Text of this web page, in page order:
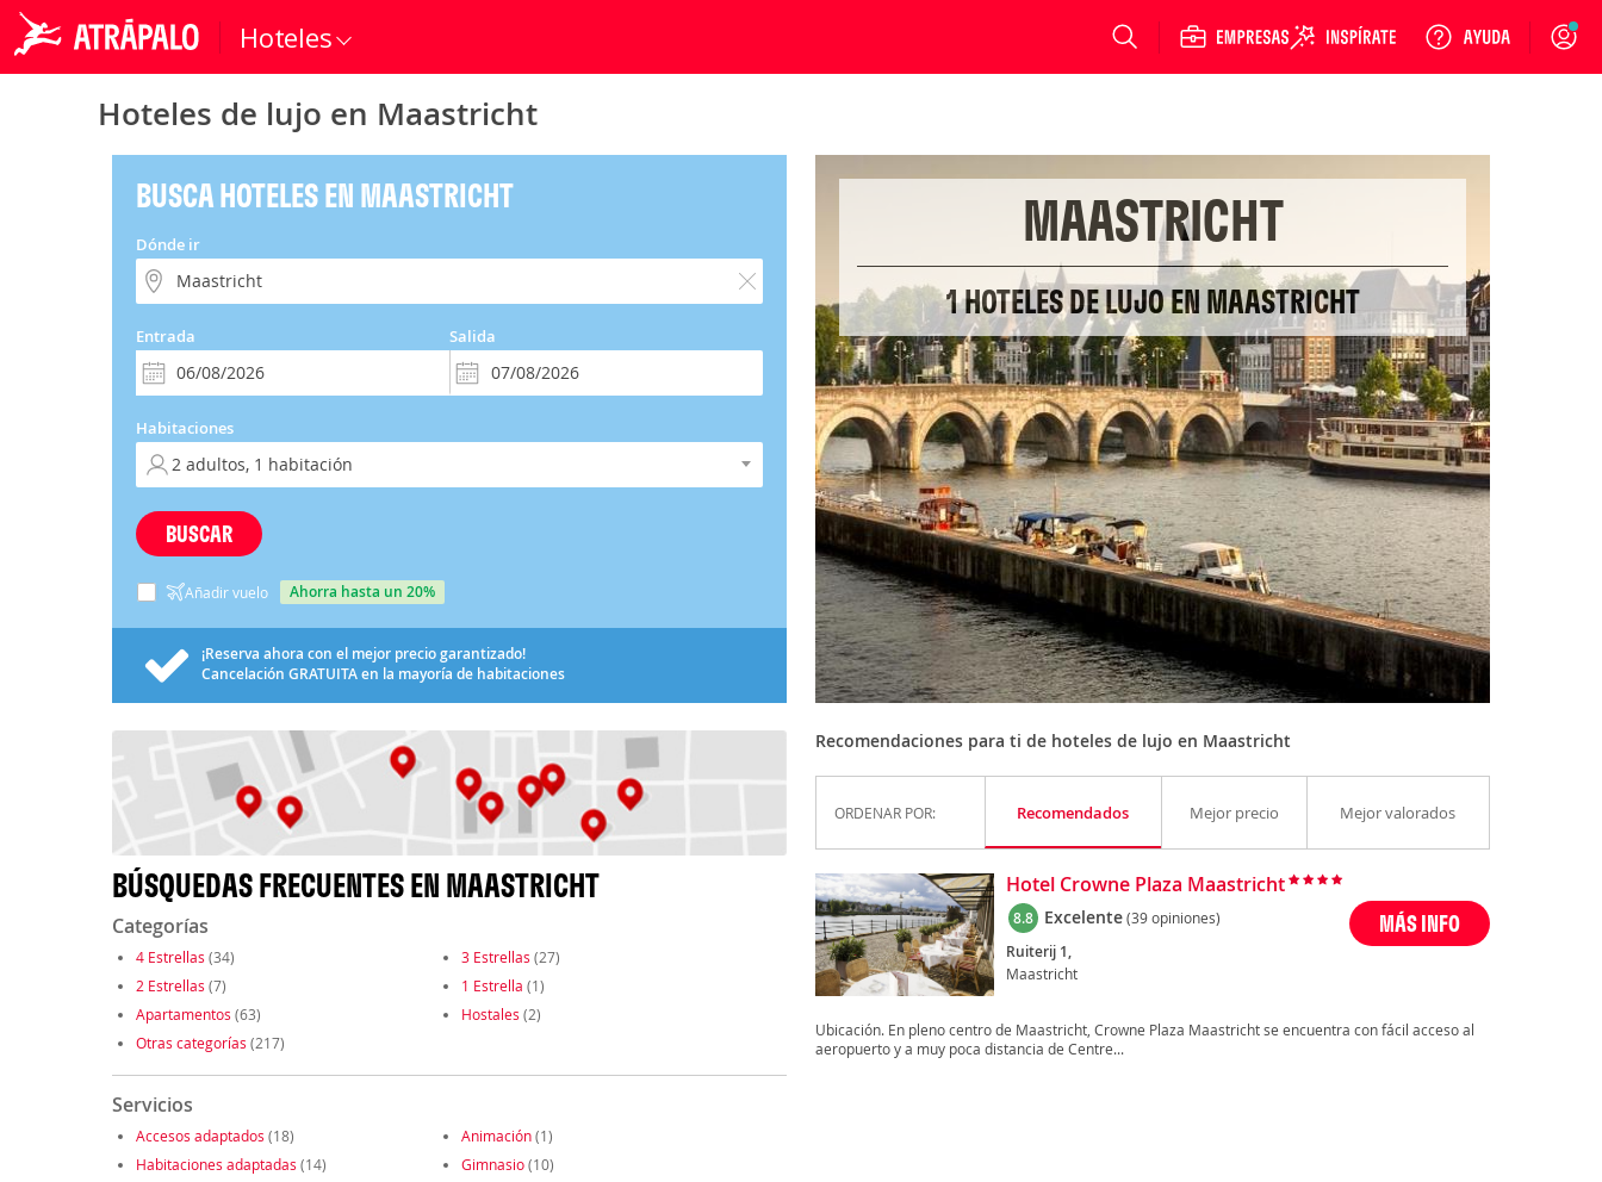
Hoteles Login
Hoteles de lujo en Maastricht
BUSCA HOTELES EN MAASTRICHT
Dónde ir
Entrada Salida
Habitaciones
BUSCAR
Añadir vuelo ahorra hasta un 20%
¡Reserva ahora con el mejor precio garantizado!
Cancelación GRATUITAen la mayoría de habitaciones
BÚSQUEDAS FRECUENTES EN MAASTRICHT
Categorías
4 Estrellas (34) 3 Estrellas (27)
2 Estrellas (7) 1 Estrella (1)
Apartamentos (63) Hostales (2)
Otras categorías (217)
Servicios
Accesos adaptados (18) Animación(1)
Habitaciones adaptadas (14) Gimnasio(10)
MAASTRICHT
1 HOTELES DE LUJO EN MAASTRICHT
Recomendaciones para ti de hoteles de lujo en Maastricht
ORDENAR POR: Recomendados Mejor precio Mejor valorados
Hotel Crowne Plaza Maastricht
8.8 Excelente(39 opiniones)
Ruiterij 1,
Maastricht
MÁS INFO
Ubicación. En pleno centro de Maastricht, Crowne Plaza Maastricht se encuentra con fácil acceso al
aeropuerto y a muy poca distancia de Centre...